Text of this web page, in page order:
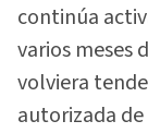
continúa
varios meses
volviera
autorizada